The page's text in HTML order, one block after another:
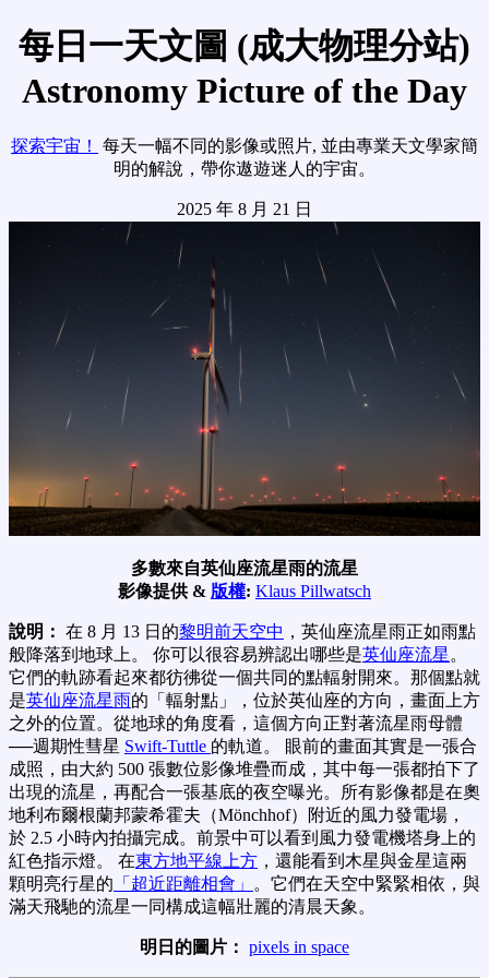
每日一天文圖 (成大物理分站)
Astronomy Picture of the Day
探索宇宙！
每天一幅不同的影像或照片, 並由專業天文學家簡
明的解說，帶你遨遊迷人的宇宙。
2025 年 8 月 21 日
多數來自英仙座流星雨的流星
影像提供 & 版權: Klaus Pillwatsch
說明： 在 8 月 13 日的黎明前天空中 ，英仙座流星雨正如雨點
般降落到地球上。 你可以很容易辨認出哪些是英仙座流星 。
它們的軌跡看起來都彷彿從一個共同的點輻射開來。那個點就
是英仙座流星雨的「輻射點」，位於英仙座的方向，畫面上方
之外的位置。從地球的角度看，這個方向正對著流星雨母體
──週期性彗星 Swift-Tuttle 的軌道。 眼前的畫面其實是一張合
成照，由大約 500 張數位影像堆疊而成，其中每一張都拍下了
出現的流星，再配合一張基底的夜空曝光。所有影像都是在奧
地利布爾根蘭邦蒙希霍夫（Mönchhof）附近的風力發電場，
於 2.5 小時內拍攝完成。前景中可以看到風力發電機塔身上的
紅色指示燈。 在東方地平線上方 ，還能看到木星與金星這兩
顆明亮行星的 「超近距離相會」
。它們在天空中緊緊相依，與
滿天飛馳的流星一同構成這幅壯麗的清晨天象。
明日的圖片： pixels in space